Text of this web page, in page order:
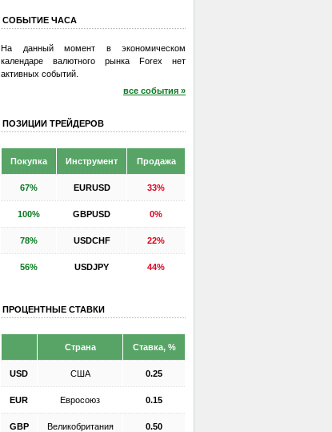
СОБЫТИЕ ЧАСА
На данный момент в экономическом
календаре валютного рынка Forex нет
активных событий.
все события »
ПОЗИЦИИ ТРЕЙДЕРОВ
Покупка Инструмент Продажа
67% EURUSD 33%
100% GBPUSD 0%
78% USDCHF 22%
56% USDJPY 44%
ПРОЦЕНТНЫЕ СТАВКИ
Страна Ставка, %
USD США 0.25
EUR Евросоюз 0.15
GBP Великобритания 0.50